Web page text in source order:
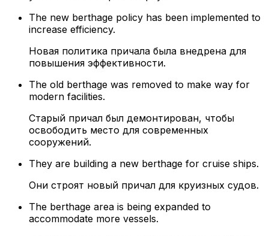
The new berthage policy has been implemented to
increase efficiency.
Новая политика причала была внедрена для
повышения эффективности.
The old berthage was removed to make way for
modern facilities.
Старый причал был демонтирован, чтобы
освободить место для современных
сооружений.
They are building a new berthage for cruise ships.
Они строят новый причал для круизных судов.
The berthage area is being expanded to
accommodate more vessels.